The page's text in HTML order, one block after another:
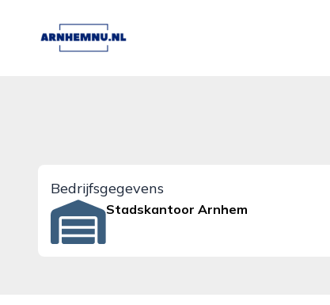
arnhemnu.nl
Bedrijfsgegevens
Stadskantoor Arnhem